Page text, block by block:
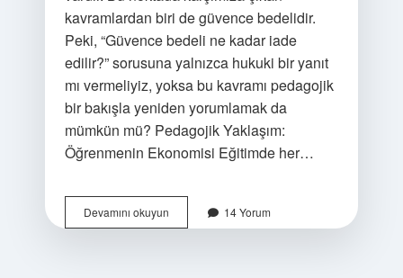
kavramlardan biri de güvence bedelidir.
Peki, “Güvence bedeli ne kadar iade
edilir?” sorusuna yalnızca hukuki bir yanıt
mı vermeliyiz, yoksa bu kavramı pedagojik
bir bakışla yeniden yorumlamak da
mümkün mü? Pedagojik Yaklaşım:
Öğrenmenin Ekonomisi Eğitimde her…
Devamını okuyunGüvence
bedeli
14 Yorum